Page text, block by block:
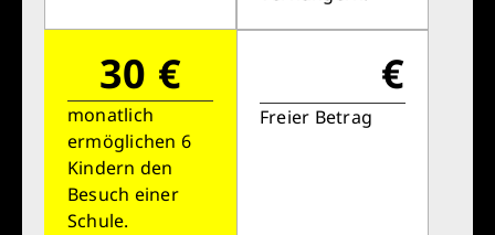
30 €
monatlich
ermöglichen 6
Kindern den
Besuch einer
Schule.
€
Freier Betrag